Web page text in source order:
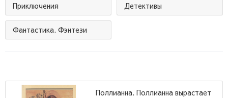
Приключения Детективы
Фантастика. Фэнтези
Поллианна. Поллианна вырастает